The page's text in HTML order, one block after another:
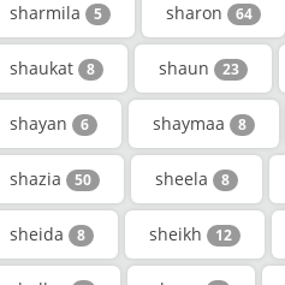
sharmila 5 sharon 64
shaukat 8 shaun 23
shayan 6 shaymaa 8
shazia 50 sheela 8
sheida 8 sheikh 12